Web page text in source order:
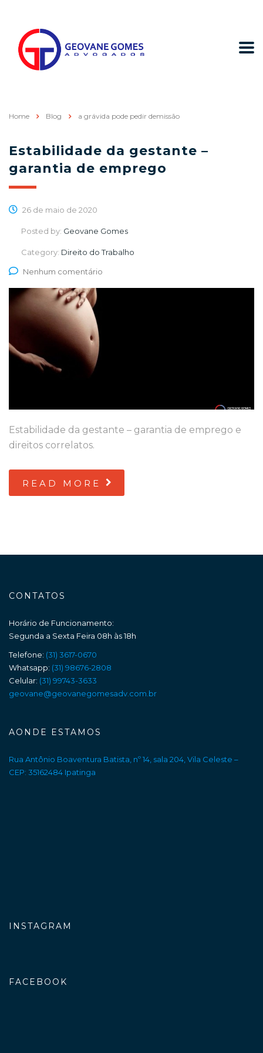
Home Blog a grávida pode pedir demissão
Estabilidade da gestante –
garantia de emprego
26 de maio de 2020
Posted by: Geovane Gomes
Category: Direito do Trabalho
Nenhum comentário
Estabilidade da gestante – garantia de emprego e
direitos correlatos.
READ MORE
CONTATOS
Horário de Funcionamento:
Segunda a Sexta Feira 08h às 18h
Telefone: (31) 3617-0670
Whatsapp: (31) 98676-2808
Celular: (31) 99743-3633
geovane@geovanegomesadv.com.br
AONDE ESTAMOS
Rua Antônio Boaventura Batista, nº 14, sala 204, Vila Celeste –
CEP: 35162484 Ipatinga
INSTAGRAM
FACEBOOK